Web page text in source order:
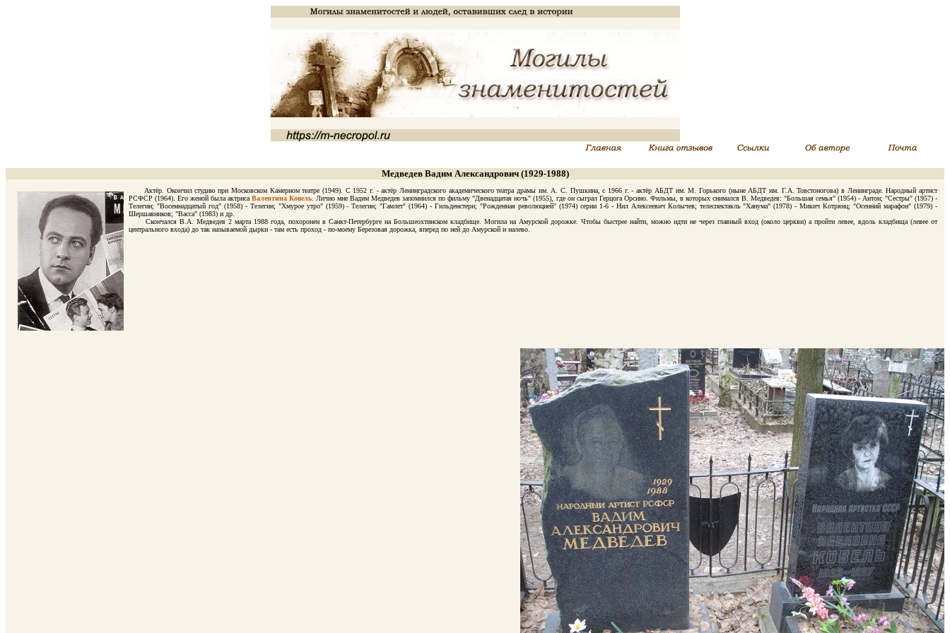
Медведев Вадим Александрович (1929-1988)
Актёр. Окончил студию при Московском Камерном театре (1949). С 1952 г. - актёр Ленинградского академического театра драмы им. А. С. Пушкина, с 1966 г. - актёр АБДТ им. М. Горького (ныне АБДТ им. Г.А. Товстоногова) в Ленинграде. Народный артист
РСФСР (1964). Его женой была актрисаВалентина Ковель . Лично мне Вадим Медведев запомнился по фильму "Двенадцатая ночь" (1955), где он сыграл Герцога Орсино. Фильмы, в которых снимался В. Медведев: "Большая семья" (1954) - Антон; "Сестры" (1957) -
Телегин; "Восемнадцатый год" (1958) - Телегин; "Хмурое утро" (1959) - Телегин; "Гамлет" (1964) - Гильденстерн; "Рожденная революцией" (1974) серии 1-6 - Нил Алексеевич Колычев; телеспектакль "Ханума" (1978) - Микич Котрянц; "Осенний марафон" (1979) -
Шершавников; "Васса" (1983) и др.
Скончался В.А. Медведев 2 марта 1988 года, похоронен в Санкт-Петербурге на Большеохтинском кладбище. Могила на Амурской дорожке. Чтобы быстрее найти, можно идти не через главный вход (около церкви) а пройти левее, вдоль кладбища (левее от
центрального входа) до так называемой дырки - там есть проход - по-моему Березовая дорожка, вперед по ней до Амурской и налево.